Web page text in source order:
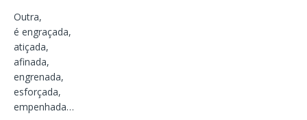
Outra,
é engraçada,
atiçada,
afinada,
engrenada,
esforçada,
empenhada…